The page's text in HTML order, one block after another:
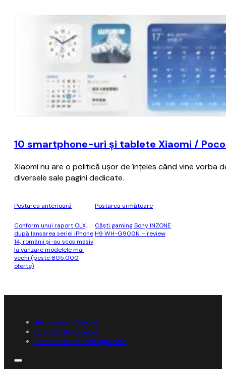
10 smartphone-uri şi tablete Xiaomi /
Xiaomi nu are o politică uşor de înţeles când vine vorba
diversele sale pagini dedicate.
Postarea anterioară
Conform unui raport OLX,
după lansarea seriei iPhone
14, românii şi-au scos masiv
la vânzare modelele mai
vechi (peste 805.000
oferte)
Postarea următoare
Căști gaming Sony INZONE
H9 WH-G900N – review
Termene și Condiții
Politica de Cookies
Politica de Confidențialitate